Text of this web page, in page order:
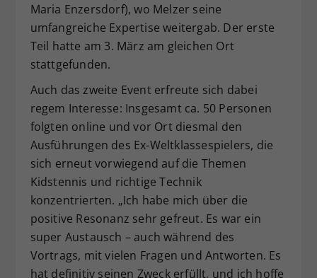
Maria Enzersdorf), wo Melzer seine
umfangreiche Expertise weitergab. Der erste
Teil hatte am 3. März am gleichen Ort
stattgefunden.
Auch das zweite Event erfreute sich dabei
regem Interesse: Insgesamt ca. 50 Personen
folgten online und vor Ort diesmal den
Ausführungen des Ex-Weltklassespielers, die
sich erneut vorwiegend auf die Themen
Kidstennis und richtige Technik
konzentrierten. „Ich habe mich über die
positive Resonanz sehr gefreut. Es war ein
super Austausch – auch während des
Vortrags, mit vielen Fragen und Antworten. Es
hat definitiv seinen Zweck erfüllt, und ich hoffe